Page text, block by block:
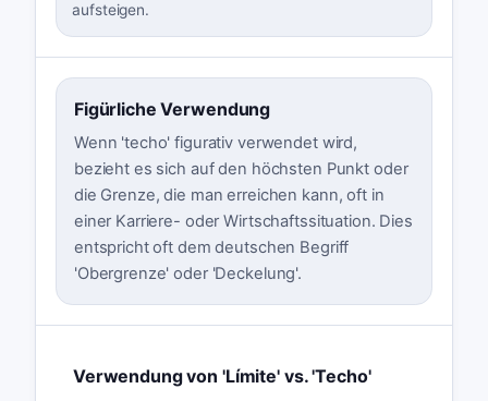
aufsteigen.
Figürliche Verwendung
Wenn 'techo' figurativ verwendet wird,
bezieht es sich auf den höchsten Punkt oder
die Grenze, die man erreichen kann, oft in
einer Karriere- oder Wirtschaftssituation. Dies
entspricht oft dem deutschen Begriff
'Obergrenze' oder 'Deckelung'.
Verwendung von 'Límite' vs. 'Techo'